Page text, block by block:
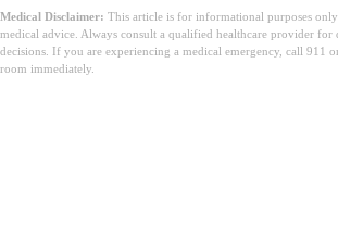
Medical Disclaimer: This article is for informational purposes
medical advice. Always consult a qualified healthcare provider for
decisions. If you are experiencing a medical emergency, call 911
room immediately.